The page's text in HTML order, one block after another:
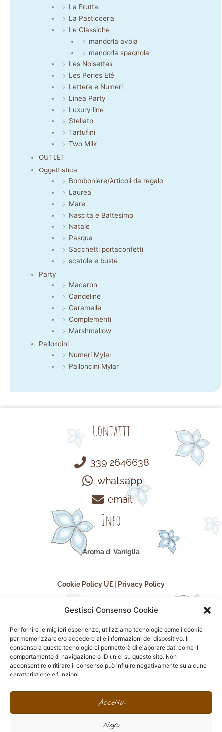
Gestisci Consenso Cookie
Per fornire le migliori esperienze, utilizziamo tecnologie come i cookie
per memorizzare e/o accedere alle informazioni del dispositivo. Il
consenso a queste tecnologie ci permetterà di elaborare dati come il
comportamento di navigazione o ID unici su questo sito. Non
acconsentire o ritirare il consenso può influire negativamente su alcune
caratteristiche e funzioni.
Accetta
Nega
La Frutta
La Pasticceria
Le Classiche
mandorla avola
mandorla spagnola
Les Noisettes
Les Perles Eté
Lettere e Numeri
Linea Party
Luxury line
Stellato
Tartufini
Two Milk
OUTLET
Oggettistica
Bomboniere/Articoli da regalo
Laurea
Mare
Nascita e Battesimo
Natale
Pasqua
Sacchetti portaconfetti
scatole e buste
Party
Macaron
Candeline
Caramelle
Complementi
Marshmallow
Palloncini
Numeri Mylar
Palloncini Mylar
Contatti
339 2646638
whatsapp
email
Info
Aroma di Vaniglia
Cookie Policy UE Privacy Policy
seguici sui social
F
e
I
n
t
a
P
i
t
F
c